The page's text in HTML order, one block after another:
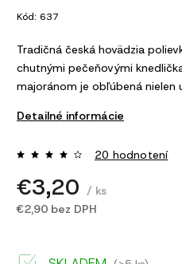
Kód: 637
Tradičná česká hovädzia
chutnými pečeňovými
majoránom je obľúbená nielen
Detailné informácie
20 hodnotení
€3,20
/ ks
€2,90 bez DPH